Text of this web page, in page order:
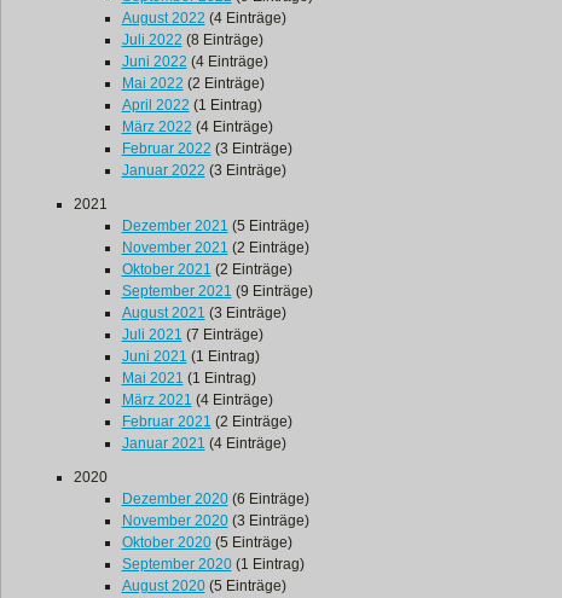
August 2022 (4 Einträge)
Juli 2022 (8 Einträge)
Juni 2022 (4 Einträge)
Mai 2022 (2 Einträge)
April 2022 (1 Eintrag)
März 2022 (4 Einträge)
Februar 2022 (3 Einträge)
Januar 2022 (3 Einträge)
2021
Dezember 2021 (5 Einträge)
November 2021 (2 Einträge)
Oktober 2021 (2 Einträge)
September 2021 (9 Einträge)
August 2021 (3 Einträge)
Juli 2021 (7 Einträge)
Juni 2021 (1 Eintrag)
Mai 2021 (1 Eintrag)
März 2021 (4 Einträge)
Februar 2021 (2 Einträge)
Januar 2021 (4 Einträge)
2020
Dezember 2020(6 Einträge)
November 2020(3 Einträge)
Oktober 2020(5 Einträge)
September 2020(1 Eintrag)
August 2020(5 Einträge)